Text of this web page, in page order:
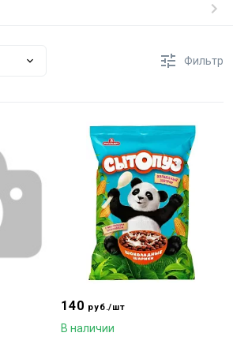
Фильтр
140 руб./шт
В наличии